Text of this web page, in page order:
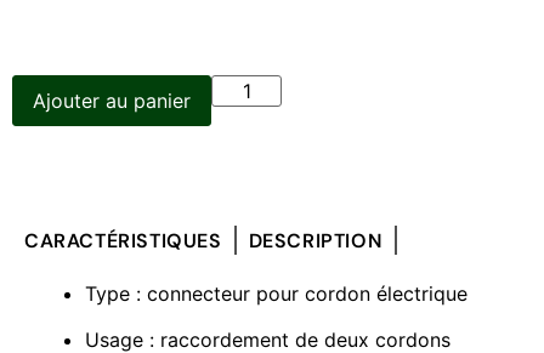
Ajouter au panier
CARACTÉRISTIQUES DESCRIPTION
Type : connecteur pour cordon électrique
Usage : raccordement de deux cordons